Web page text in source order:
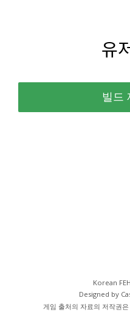
유
Korean
Designed by
게임 출처의 자료의 저작권